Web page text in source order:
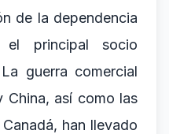
de la dependencia
el principal socio
guerra comercial
China, así como las
han llevado